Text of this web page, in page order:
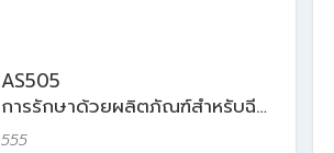
AS505
การรักษาด้วยผลิตภัณฑ์สำหรับฉีด
ในเวชศาสตร์ความงาม
555